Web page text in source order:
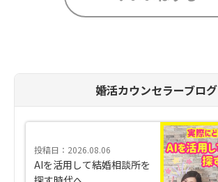
婚活カウンセラーブログ
投稿日：2026.08.06
AIを活用して結婚相談所を